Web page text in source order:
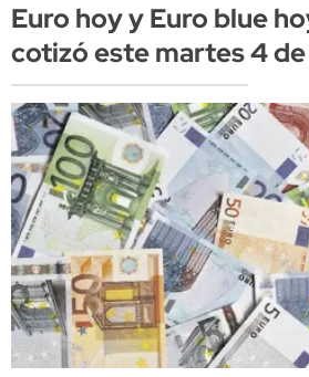
Euro hoy y Euro blue
cotizó este martes 4